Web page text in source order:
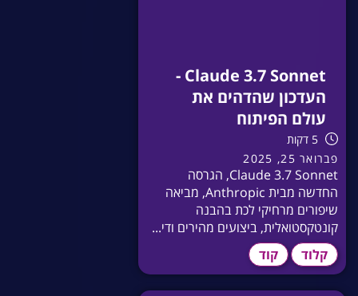
Claude 3.7 Sonnet -
העדכון שהדהים את
עולם הפיתוח
5 דקות
פברואר 25, 2025
Claude 3.7 Sonnet, הגרסה
החדשה מבית Anthropic, מביאה
שיפורים מרחיקי לכת בהבנה
קונטקסטואלית, ביצועים מהירים ודי...
קלוד
קוד